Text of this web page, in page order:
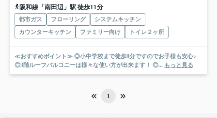
阪和線「南田辺」駅 徒歩11分
都市ガス フローリング
システムキッチン
カウンターキッチン
ファミリー向け トイレ２ヶ所
≪おすすめポイント≫ ◎小中学校まで徒歩8分ですのでお子様も安心♪
◎3階ルーフバルコニーは様々な使い方が出来ます！ ◎... もっと見る
1